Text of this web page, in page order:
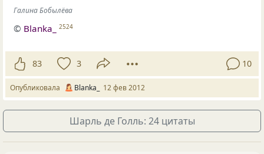
Галина Бобылёва
© Blanka_ 2524
83 3 10
Опубликовала Blanka_ 12 фев 2012
Шарль де Голль: 24 цитаты